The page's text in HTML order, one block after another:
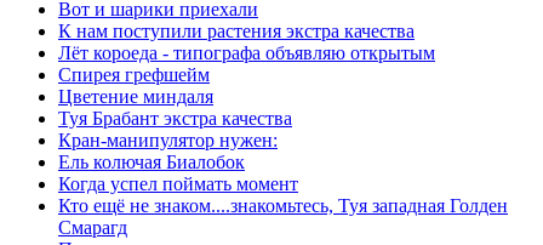
Вот и шарики приехали
К нам поступили растения экстра качества
Лёт короеда - типографа объявляю открытым
Спирея грефшейм
Цветение миндаля
Туя Брабант экстра качества
Кран-манипулятор нужен:
Ель колючая Биалобок
Когда успел поймать момент
Кто ещё не знаком....знакомьтесь, Туя западная Голден
Смарагд